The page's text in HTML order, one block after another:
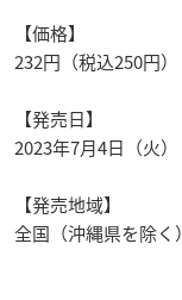
【価格】
232円（税込250円）
【発売日】
2023年7月4日（火）
【発売地域】
全国（沖縄県を除く）